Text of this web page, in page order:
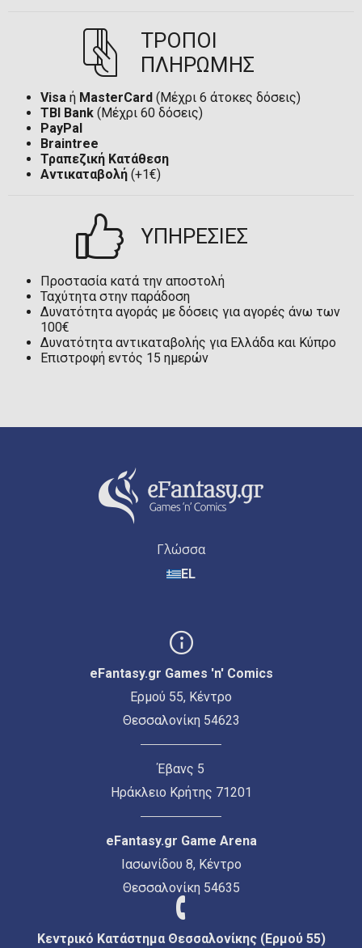
ΤΡΟΠΟΙ
ΠΛΗΡΩΜΗΣ
Visa ή MasterCard (Μέχρι 6 άτοκες δόσεις)
TBI Bank (Μέχρι 60 δόσεις)
PayPal
Braintree
Τραπεζική Κατάθεση
Αντικαταβολή (+1€)
ΥΠΗΡΕΣΙΕΣ
Προστασία κατά την αποστολή
Ταχύτητα στην παράδοση
Δυνατότητα αγοράς με δόσεις για αγορές άνω των
100€
Δυνατότητα αντικαταβολής για Ελλάδα και Κύπρο
Επιστροφή εντός 15 ημερών
Γλώσσα
EL
eFantasy.gr Games 'n' Comics
Ερμού 55, Κέντρο
Θεσσαλονίκη 54623
Έβανς 5
Ηράκλειο Κρήτης 71201
eFantasy.gr Game Arena
Ιασωνίδου 8, Κέντρο
Θεσσαλονίκη 54635
Κεντρικό Κατάστημα Θεσσαλονίκης (Ερμού 55)